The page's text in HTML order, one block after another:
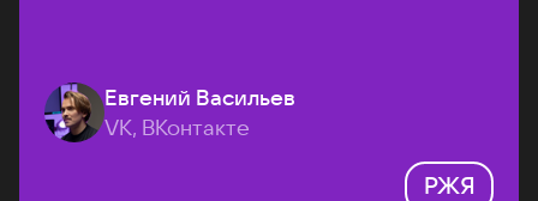
Евгений Васильев
VK, ВКонтакте
РЖЯ